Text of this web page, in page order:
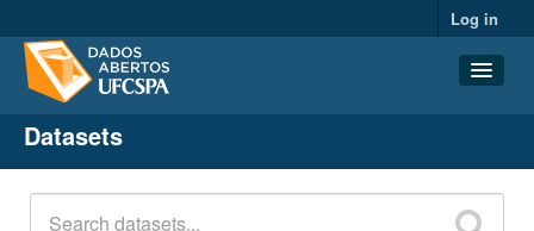
Log in
Datasets
Organizations
Groups
Datasets